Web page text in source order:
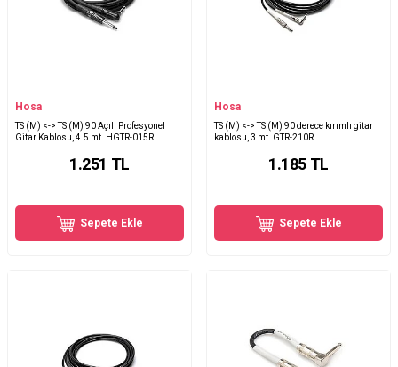
Hosa
TS (M) <-> TS (M) 90 Açılı Profesyonel
Gitar Kablosu, 4.5 mt. HGTR-015R
1.251 TL
Sepete Ekle
Hosa
TS (M) <-> TS (M) 90 derece kırımlı gitar
kablosu, 3 mt. GTR-210R
1.185 TL
Sepete Ekle